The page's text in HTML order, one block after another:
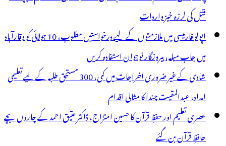
قتل کی لرزہ خیز واردات
اپولو فارمیسی میں ملازمتوں کے لیے درخواستیں مطلوب، 10 جولائی کو وقارآباد
میں جاب میلہ، بیروزگار نوجوان استفادہ کریں
شادی کے غیر ضروری اخراجات میں کمی، 300 مستحق طلبہ کے لیے تعلیمی
امداد، عبدالمقیت چندا کا مثالی اقدام
عصری تعلیم اور حفظِ قرآن کا حسین امتزاج، ڈاکٹر عتیق احمد کے چاروں بچے
حافظِ قرآن بن گئے